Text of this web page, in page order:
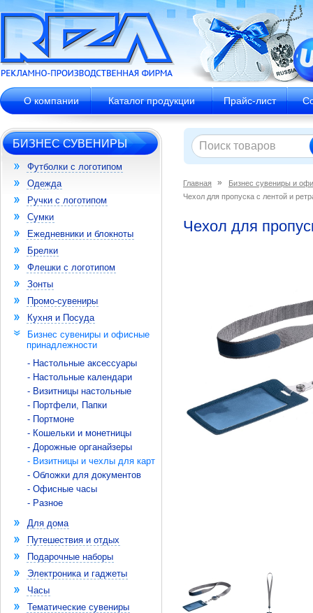
О компании Каталог продукции Прайс-лист
БИЗНЕС СУВЕНИРЫ
Футболки с логотипом
Одежда
Ручки с логотипом
Сумки
Ежедневники и блокноты
Брелки
Флешки с логотипом
Зонты
Промо-сувениры
Кухня и Посуда
Бизнес сувениры и офисные
принадлежности
- Настольные аксессуары
- Настольные календари
- Визитницы настольные
- Портфели, Папки
- Портмоне
- Кошельки и монетницы
- Дорожные органайзеры
- Визитницы и чехлы для карт
- Обложки для документов
- Офисные часы
- Разное
Для дома
Путешествия и отдых
Подарочные наборы
Электроника и гаджеты
Часы
Тематические сувениры
Главная
Бизнес сувениры и
Чехол для пропуска с лентой и
Чехол для